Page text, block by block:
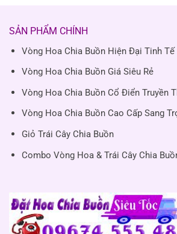
SẢN PHẨM CHÍNH
Vòng Hoa Chia Buồn Hiện Đại Tinh Tế
Vòng Hoa Chia Buồn Giá Siêu Rẻ
Vòng Hoa Chia Buồn Cổ Điển Truyền
Vòng Hoa Chia Buồn Cao Cấp Sang
Giỏ Trái Cây Chia Buồn
Combo Vòng Hoa & Trái Cây Chia